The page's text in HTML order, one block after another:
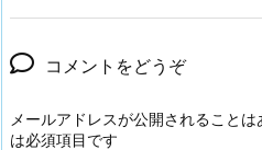
コメントをどうぞ
メールアドレスが公開されることは
は必須項目です